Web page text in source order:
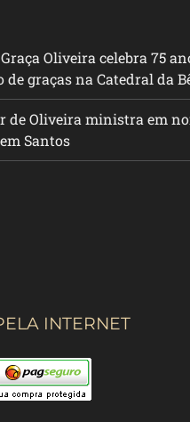
Oliveira celebra 75
de graças na Catedral da
de Oliveira ministra em
Santos
INTERNET